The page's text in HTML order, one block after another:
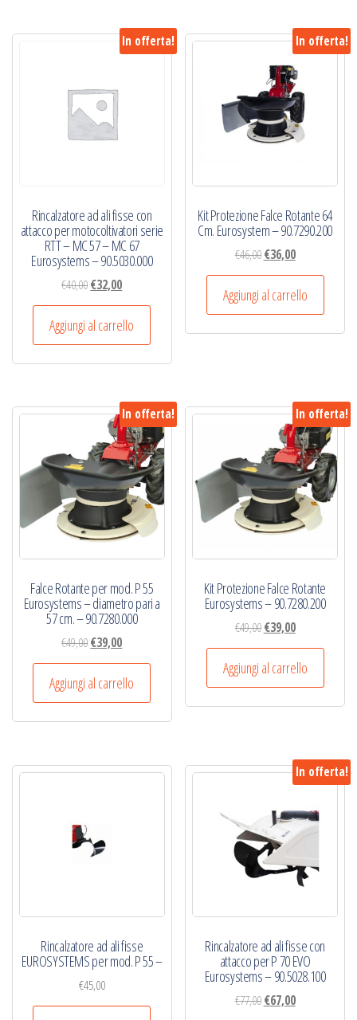
In offerta!
Rincalzatore ad ali fisse con
attacco per motocoltivatori serie
RTT – MC 57 – MC 67
Eurosystems – 90.5030.000
€40,00Il
prezzo
originale
era:
€40,00.
€32,00Il
prezzo
attuale
è:
€32,00.
Aggiungi al carrello
In offerta!
Kit Protezione Falce Rotante 64
Cm. Eurosystem – 90.7290.200
€46,00 Il
prezzo
originale
era:
€46,00.
€36,00Il
prezzo
attuale
è:
€36,00.
Aggiungi al carrello
In offerta!
Falce Rotante per mod. P 55
Eurosystems – diametro pari a
57 cm. – 90.7280.000
€49,00Il
prezzo
originale
era:
€49,00.
€39,00Il
prezzo
attuale
è:
€39,00.
Aggiungi al carrello
In offerta!
Kit Protezione Falce Rotante
Eurosystems – 90.7280.200
€49,00 Il
prezzo
originale
era:
€49,00.
€39,00Il
prezzo
attuale
è:
€39,00.
Aggiungi al carrello
Rincalzatore ad ali fisse
EUROSYSTEMS per mod. P 55 –
€45,00
In offerta!
Rincalzatore ad ali fisse con
attacco per P 70 EVO
Eurosystems – 90.5028.100
€77,00 Il€67,00Il